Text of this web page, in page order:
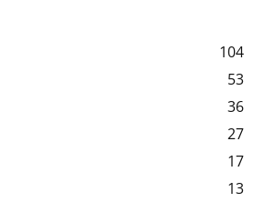
104
53
36
27
17
13